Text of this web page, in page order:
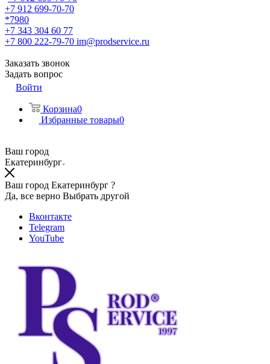
+7 912 699-70-70
*7980
+7 343 304 60 77
+7 800 222-79-70 im@prodservice.ru
Заказать звонок
Задать вопрос
Войти
Корзина0
Избранные товары0
Ваш город
Екатеринбург
Ваш город Екатеринбург ?
Да, все верно Выбрать другой
Вконтакте
Telegram
YouTube